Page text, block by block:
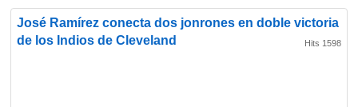
José Ramírez conecta dos jonrones en doble victoria
de los Indios de Cleveland
Hits 1598